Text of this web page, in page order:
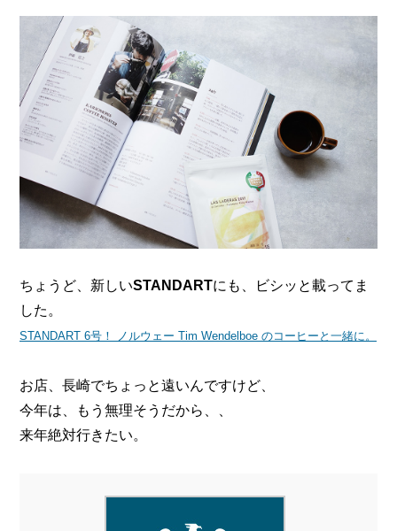
ちょうど、新しいSTANDARTにも、ビシッと載ってま
した。
STANDART 6号！ ノルウェー Tim Wendelboe のコーヒーと一緒に。
お店、長崎でちょっと遠いんですけど、
今年は、もう無理そうだから、、
来年絶対行きたい。